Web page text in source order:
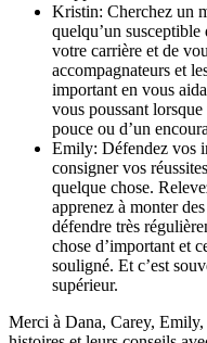
Kristin: Cherchez un
quelqu’un
votre carrière et de
accompagnateurs et
important en vous
vous poussant
pouce ou d’un
Emily: Défendez vos
consigner vos
quelque chose.
apprenez à monter
défendre très
chose d’important et
souligné. Et c’est
supérieur.
Merci à Dana, Carey,